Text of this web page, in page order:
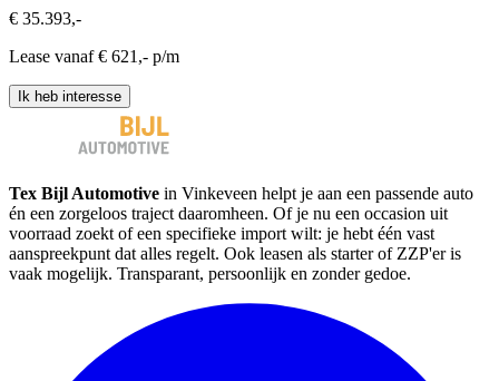
€ 35.393,-
Lease vanaf € 621 ,- p/m
Ik heb interesse
Tex Bijl Automotive in Vinkeveen helpt je aan een passende auto
én een zorgeloos traject daaromheen. Of je nu een occasion uit
voorraad zoekt of een specifieke import wilt: je hebt één vast
aanspreekpunt dat alles regelt. Ook leasen als starter of ZZP'er is
vaak mogelijk. Transparant, persoonlijk en zonder gedoe.